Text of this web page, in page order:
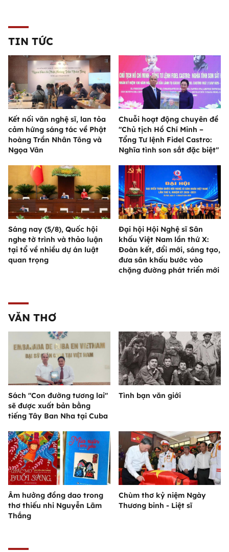
TIN TỨC
Kết nối văn nghệ sĩ, lan tỏa
cảm hứng sáng tác về Phật
hoàng Trần Nhân Tông và
Ngọa Vân
Chuỗi hoạt động chuyên đề
"Chủ tịch Hồ Chí Minh –
Tổng Tư lệnh Fidel Castro:
Nghĩa tình son sắt đặc biệt"
Sáng nay (5/8), Quốc hội
nghe tờ trình và thảo luận
tại tổ về nhiều dự án luật
quan trọng
Đại hội Hội Nghệ sĩ Sân
khấu Việt Nam lần thứ X:
Đoàn kết, đổi mới, sáng tạo,
đưa sân khấu bước vào
chặng đường phát triển mới
VĂN THƠ
Sách "Con đường tương lai"
sẽ được xuất bản bằng
tiếng Tây Ban Nha tại Cuba
Tình bạn văn giới
Âm hưởng đồng dao trong
thơ thiếu nhi Nguyễn Lãm
Thắng
Chùm thơ kỷ niệm Ngày
Thương binh - Liệt sĩ